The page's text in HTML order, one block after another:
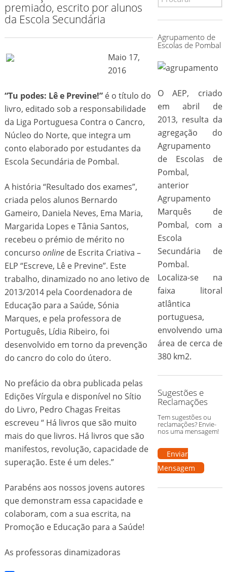
premiado, escrito por alunos
da Escola Secundária
Maio 17,
2016
“Tu podes: Lê e Previne!” é o título do
livro, editado sob a responsabilidade
da Liga Portuguesa Contra o Cancro,
Núcleo do Norte, que integra um
conto elaborado por estudantes da
Escola Secundária de Pombal.
A história “Resultado dos exames”,
criada pelos alunos Bernardo
Gameiro, Daniela Neves, Ema Maria,
Margarida Lopes e Tânia Santos,
recebeu o prémio de mérito no
concursoonline de Escrita Criativa –
ELP “Escreve, Lê e Previne”. Este
trabalho, dinamizado no ano letivo de
2013/2014 pela Coordenadora de
Educação para a Saúde, Sónia
Marques, e pela professora de
Português, Lídia Ribeiro, foi
desenvolvido em torno da prevenção
do cancro do colo do útero.
No prefácio da obra publicada pelas
Edições Vírgula e disponível no Sítio
do Livro, Pedro Chagas Freitas
escreveu “ Há livros que são muito
mais do que livros. Há livros que são
manifestos, revolução, capacidade de
superação. Este é um deles.”
Parabéns aos nossos jovens autores
que demonstram essa capacidade e
colaboram, com a sua escrita, na
Promoção e Educação para a Saúde!
As professoras dinamizadoras
Agrupamento de
Escolas de Pombal
O AEP, criado
em abril de
2013, resulta da
agregação do
Agrupamento
de Escolas de
Pombal,
anterior
Agrupamento
Marquês de
Pombal, com a
Escola
Secundária de
Pombal.
Localiza-se na
faixa litoral
atlântica
portuguesa,
envolvendo uma
área de cerca de
380 km2.
Sugestões e
Reclamações
Tem sugestões ou
reclamações? Envie-
nos uma mensagem!
Enviar
Mensagem